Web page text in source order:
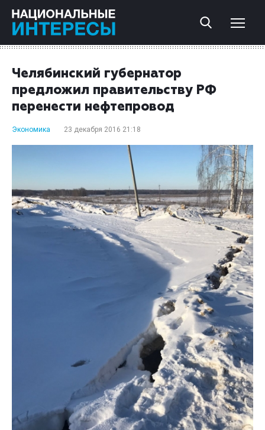
Челябинский губернатор
предложил правительству РФ
перенести нефтепровод
Экономика 23 декабря 2016 21:18